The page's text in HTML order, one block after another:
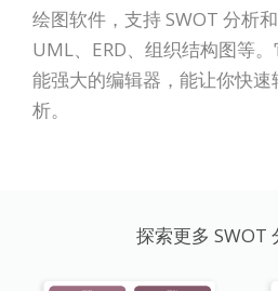
绘图软件，支持 SWOT 分析
UML、ERD、组织结构图等
能强大的编辑器，能让你快速
析。
探索更多 SWOT